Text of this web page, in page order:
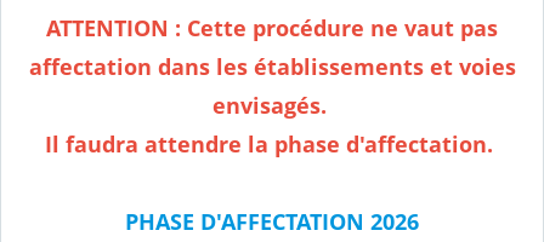
ATTENTION : Cette procédure ne vaut pas
affectation dans les établissements et voies
envisagés.
Il faudra attendre la phase d'affectation.
PHASE D'AFFECTATION 2026